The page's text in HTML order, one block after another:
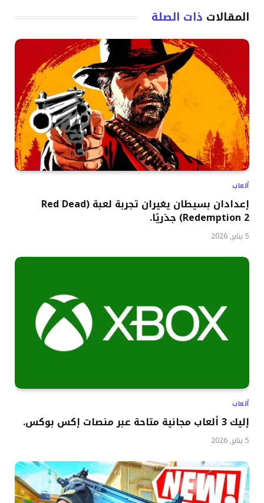
المقالات ذات الصلة
ألعاب
إعدادان بسيطان يغيران تجربة لعبة (Red Dead
Redemption 2) جذريًا.
5 يناير, 2026
ألعاب
إليك 3 ألعاب مجانية متاحة عبر منصات إكس بوكس.
5 يناير, 2026